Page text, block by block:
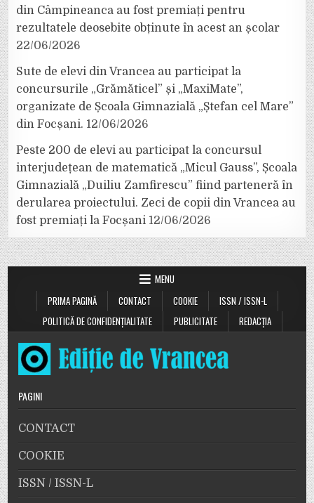
din Câmpineanca au fost premiați pentru
rezultatele deosebite obținute în acest an școlar
22/06/2026
Sute de elevi din Vrancea au participat la
concursurile „Grămăticel” și „MaxiMate”,
organizate de Școala Gimnazială „Ștefan cel Mare”
din Focșani. 12/06/2026
Peste 200 de elevi au participat la concursul
interjudețean de matematică „Micul Gauss”, Școala
Gimnazială „Duiliu Zamfirescu” fiind parteneră în
derularea proiectului. Zeci de copii din Vrancea au
fost premiați la Focșani 12/06/2026
MENU
PRIMA PAGINĂ
CONTACT COOKIE
ISSN / ISSN-L
POLITICĂ DE CONFIDENȚIALITATE
PUBLICITATE REDACȚIA
PAGINI
CONTACT
COOKIE
ISSN / ISSN-L